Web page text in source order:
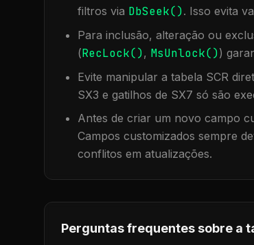
filtros via DbSeek(). Isso evita
Para inclusão, alteração ou
(RecLock(), MsUnlock())
Evite manipular a tabela SCR
SX3 e gatilhos de SX7 só são
Antes de criar um novo campo
Campos customizados sempre
conflitos em atualizações.
Perguntas frequentes sobre a